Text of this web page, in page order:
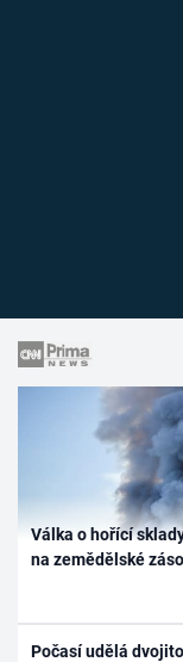
Válka o hořící
na zemědělské
Počasí udělá